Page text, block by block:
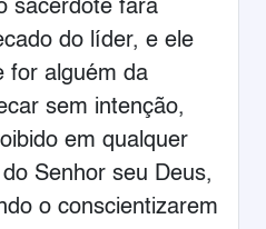
sacerdote fará
do líder, e ele
for alguém da
sem intenção,
em qualquer
Senhor seu Deus,
o conscientizarem